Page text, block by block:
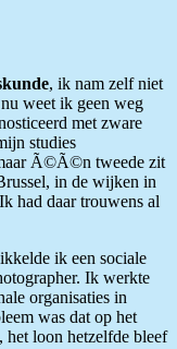
, ik nam zelf niet
weet ik geen weg
met zware
studies
Ã©Ã©n tweede zit
in de wijken in
had daar trouwens al
ik een sociale
Ik werkte
organisaties in
was dat op het
het loon hetzelfde bleef